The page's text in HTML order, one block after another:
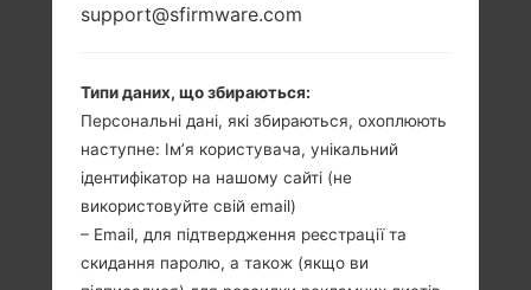
support@sfirmware.com
Типи даних, що збираються:
Персональні дані, які збираються, охоплюють
наступне: Ім’я користувача, унікальний
ідентифікатор на нашому сайті (не
використовуйте свій email)
– Email, для підтвердження реєстрації та
скидання паролю, а також (якщо ви